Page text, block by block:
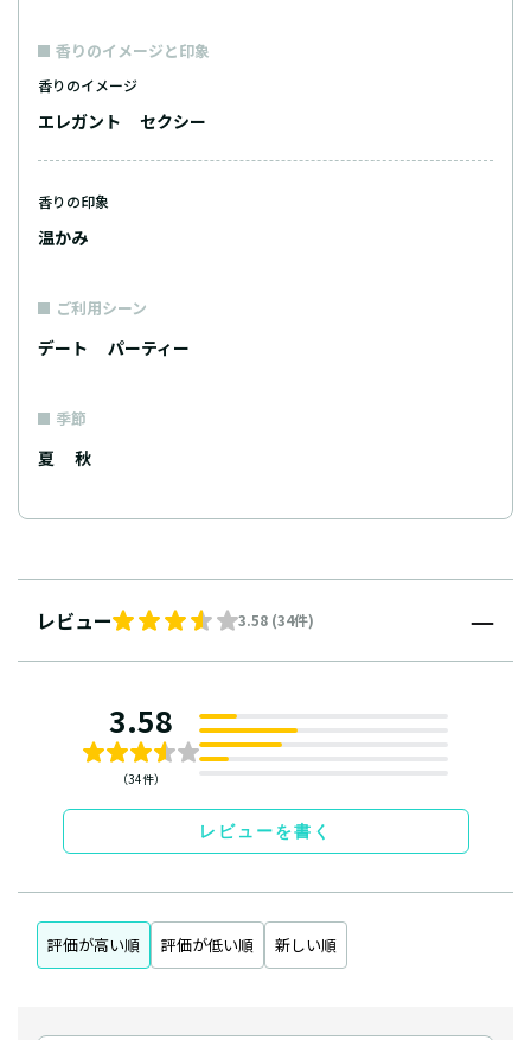
香りのイメージと印象
香りのイメージ
エレガント セクシー
香りの印象
温かみ
ご利用シーン
デート パーティー
季節
夏 秋
レビュー 3.58 (34件)
3.58
（34件）
レビューを書く
評価が高い順 評価が低い順 新しい順